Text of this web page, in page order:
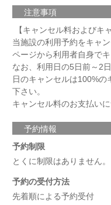
注意事項
【キャンセル料およびキ
当施設の利用予約をキャ
ページから利用者自身で
なお、利用日の5日前～2
日のキャンセルは100%
下さい。
キャンセル料のお支払い
予約情報
予約制限
とくに制限はありません。
予約の受付方法
先着順による予約受付